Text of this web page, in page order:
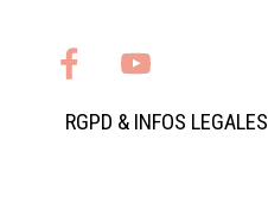
RGPD & INFOS LEGALES